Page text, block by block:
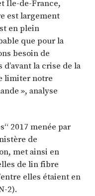
Île-de-France,
est largement
en plein
que pour la
besoin de
la crise de la
limiter notre
», analyse
2017 menée par
de
met ainsi en
de lin fibre
elles étaient en
2).